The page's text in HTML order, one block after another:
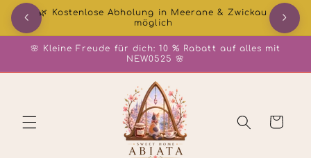
Direkt
zum
Inhalt
🌿 Kostenlose Abholung in Meerane & Zwickau
möglich
🌸 Kleine Freude für dich: 10 % Rabatt auf alles mit
NEW0525 🌸
Warenkorb